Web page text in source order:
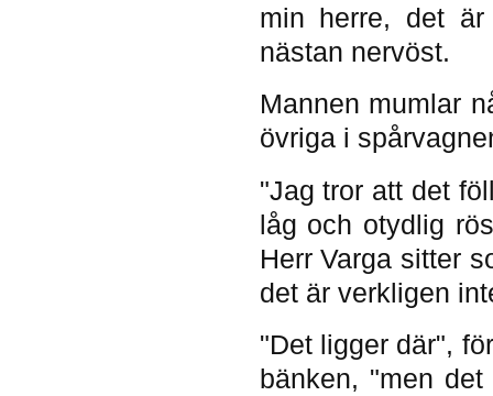
min herre, det
nästan nervöst.
Mannen mumlar
övriga i
"Jag tror att det
låg och otydlig
Herr Varga sitter
det är verkligen
"Det ligger där",
bänken, "men